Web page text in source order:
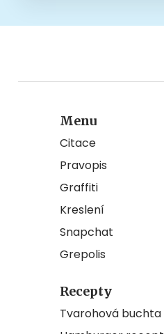
Menu
Citace
Pravopis
Graffiti
Kreslení
Snapchat
Grepolis
Recepty
Tvarohová buchta